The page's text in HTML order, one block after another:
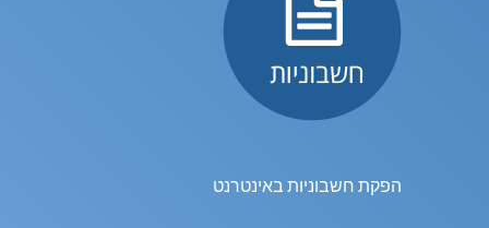
הפקת חשבוניות באינטרנט